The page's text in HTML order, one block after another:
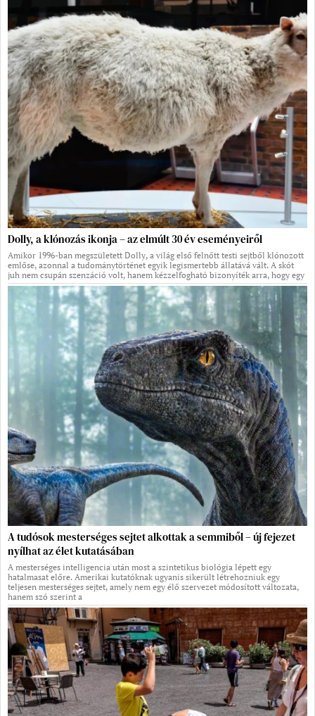
Dolly, a klónozás ikonja – az elmúlt 30 év eseményeiről
Amikor 1996-ban megszületett Dolly, a világ első felnőtt testi sejtből klónozott
emlőse, azonnal a tudománytörténet egyik legismertebb állatává vált. A skót
juh nem csupán szenzáció volt, hanem kézzelfogható bizonyíték arra, hogy egy
A tudósok mesterséges sejtet alkottak a semmiből – új fejezet
nyílhat az élet kutatásában
A mesterséges intelligencia után most a szintetikus biológia lépett egy
hatalmasat előre. Amerikai kutatóknak ugyanis sikerült létrehozniuk egy
teljesen mesterséges sejtet, amely nem egy élő szervezet módosított változata,
hanem szó szerint a